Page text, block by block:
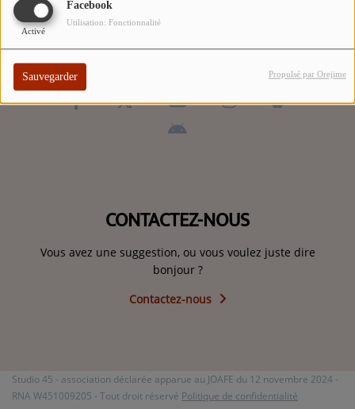
Facebook
Activé
Utilisation: Fonctionnalité
Sauvegarder Propulsé par Orejime
Musique
TITRES DIFFUSÉS
ARTISTES
TOP 10
CONTACTEZ-NOUS
Vous avez une suggestion, ou vous voulez juste dire
bonjour ?
Contactez-nous
Studio 45 - association déclarée apparue au JOAFE du 12 novembre 2024 -
RNA W451009205 - Tout droit réservé Politique de confidentialité